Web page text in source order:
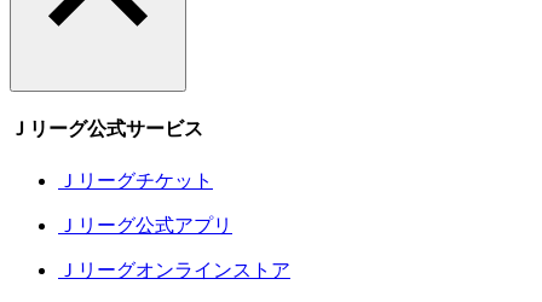
Ｊリーグ公式サービス
Ｊリーグチケット
Ｊリーグ公式アプリ
Ｊリーグオンラインストア